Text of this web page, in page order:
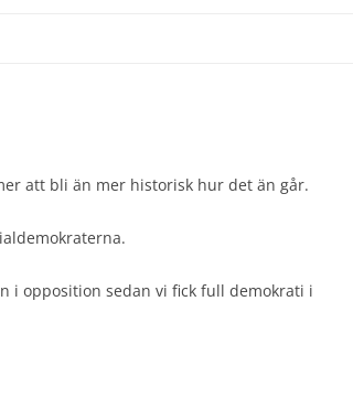
att bli än mer historisk hur det än går.
i opposition sedan vi fick full demokrati i